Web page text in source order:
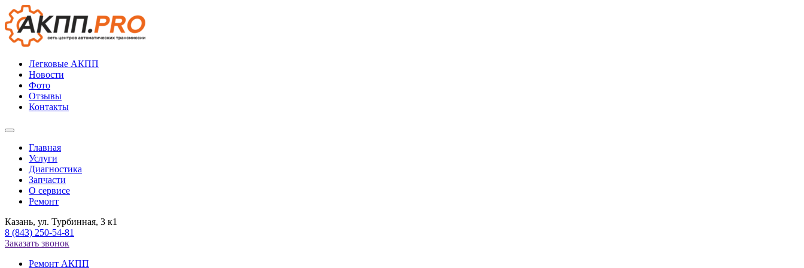
Легковые АКПП
Новости
Фото
Отзывы
Контакты
Меню
Главная
Услуги
Диагностика
Запчасти
О сервисе
Ремонт
Казань, ул. Турбинная, 3 к1
8 (843) 250-54-81
Заказать звонок
Ремонт АКПП